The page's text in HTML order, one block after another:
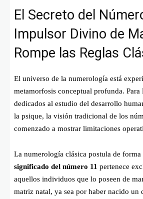
El Secreto del
Impulsor Divino de
Rompe las Reglas
El universo de la numerología está
metamorfosis conceptual profunda. Para
dedicados al estudio del desarrollo
la psique, la visión tradicional de los
comenzado a mostrar limitaciones
La numerología clásica postula de
significado del número 11 pertenece
aquellos individuos que lo poseen de
matriz natal, ya sea por haber nacido un